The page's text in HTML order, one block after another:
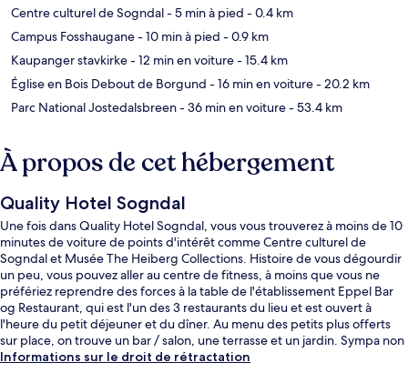
Centre culturel de Sogndal- 5 min à pied - 0.4 km
Campus Fosshaugane- 10 min à pied - 0.9 km
Kaupanger stavkirke- 12 min en voiture- 15.4 km
Église en Bois Debout de Borgund - 16 min en voiture- 20.2 km
Parc National Jostedalsbreen- 36 min en voiture- 53.4 km
À propos de cet hébergement
Quality Hotel Sogndal
Une fois dans Quality Hotel Sogndal, vous vous trouverez à moins de 10
minutes de voiture de points d'intérêt comme Centre culturel de
Sogndal et Musée The Heiberg Collections. Histoire de vous dégourdir
un peu, vous pouvez aller au centre de fitness, à moins que vous ne
préfériez reprendre des forces à la table de l'établissement Eppel Bar
og Restaurant, qui est l'un des 3 restaurants du lieu et est ouvert à
l'heure du petit déjeuner et du dîner. Au menu des petits plus offerts
sur place, on trouve un bar / salon, une terrasse et un jardin. Sympa non
?
Informations sur le droit de rétractation